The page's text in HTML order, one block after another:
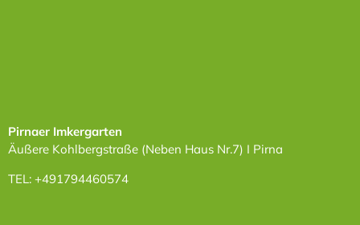
Pirnaer Imkergarten
Äußere Kohlbergstraße (Neben Haus Nr.7) I Pirna
TEL: +491794460574